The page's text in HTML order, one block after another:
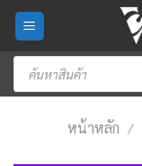
Skip
content
Products
search
หน้าหลัก /